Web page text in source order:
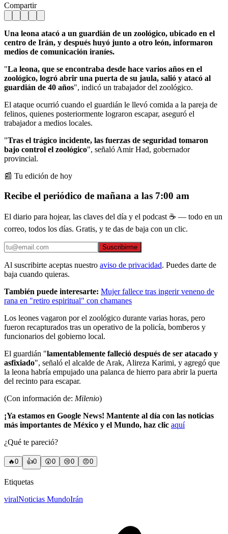
Compartir
Una leona atacó a un guardián de un zoológico, ubicado en el
centro de Irán, y después huyó junto a otro león, informaron
medios de comunicación iraníes.
"La leona, que se encontraba desde hace varios años en el
zoológico, logró abrir una puerta de su jaula, salió y atacó al
guardián de 40 años", indicó un trabajador del zoológico.
El ataque ocurrió cuando el guardián le llevó comida a la pareja de
felinos, quienes posteriormente lograron escapar, aseguró el
trabajador a medios locales.
"Tras el trágico incidente, las fuerzas de seguridad tomaron
bajo control el zoológico", señaló Amir Had, gobernador
provincial.
📰 Tu edición de hoy
Recibe el periódico de mañana a las 7:00 am
El diario para hojear, las claves del día y el podcast ☕ — todo en un
correo, todos los días. Gratis, y te das de baja con un clic.
Suscribirme
Al suscribirte aceptas nuestro aviso de privacidad. Puedes darte de
baja cuando quieras.
También puede interesarte: Mujer fallece tras ingerir veneno de
rana en "retiro espiritual" con chamanes
Los leones vagaron por el zoológico durante varias horas, pero
fueron recapturados tras un operativo de la policía, bomberos y
funcionarios del gobierno local.
El guardián "lamentablemente falleció después de ser atacado y
asfixiado", señaló el alcalde de Arak, Alireza Karimi, y agregó que
la leona habría empujado una palanca de hierro para abrir la puerta
del recinto para escapar.
(Con información de: Milenio)
¡Ya estamos en Google News! Mantente al día con las noticias
más importantes de México y el Mundo, haz clic aquí
¿Qué te pareció?
🔥0 👍0 😲0 😢0 😠0
Etiquetas
viralNoticias MundoIrán